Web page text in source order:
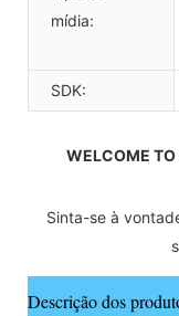
mídia:
SDK:
WELCOME TO
Descrição dos